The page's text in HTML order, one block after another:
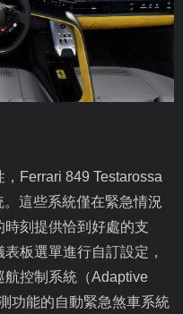
Ferrari 849 Testarossa
這些系統僅在緊急情況
刻提供恰到好處的支
板選單進行自訂設定，
控制系統（Adaptive
功能的自動緊急煞車系統